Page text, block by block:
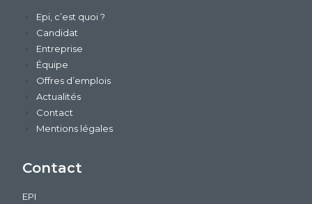
Epi, c’est quoi ?
Candidat
Entreprise
Équipe
Offres d’emplois
Actualités
Contact
Mentions légales
Contact
EPI